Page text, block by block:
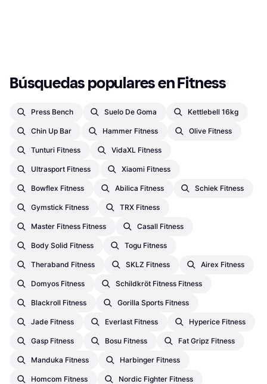
Búsquedas populares en Fitness
Press Bench Suelo De Goma Kettlebell 16kg
Chin Up Bar Hammer Fitness Olive Fitness
Tunturi Fitness VidaXL Fitness
Ultrasport Fitness Xiaomi Fitness
Bowflex Fitness Abilica Fitness Schiek Fitness
Gymstick Fitness TRX Fitness
Master Fitness Fitness Casall Fitness
Body Solid Fitness Togu Fitness
Theraband Fitness SKLZ Fitness Airex Fitness
Domyos Fitness Schildkröt Fitness Fitness
Blackroll Fitness Gorilla Sports Fitness
Jade Fitness Everlast Fitness Hyperice Fitness
Gasp Fitness Bosu Fitness Fat Gripz Fitness
Manduka Fitness Harbinger Fitness
Homcom Fitness Nordic Fighter Fitness